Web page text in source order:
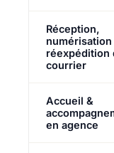
Réception,
numérisation
réexpédition
courrier
Accueil &
en agence